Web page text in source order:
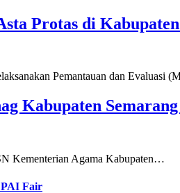
Protas di
Pemantauan dan Evaluasi
Kabupaten
Kementerian Agama Kabupaten…
PAI Fair